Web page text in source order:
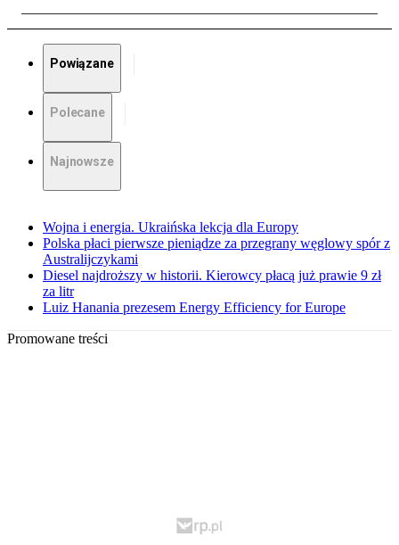
Powiązane
Polecane
Najnowsze
Wojna i energia. Ukraińska lekcja dla Europy
Polska płaci pierwsze pieniądze za przegrany węglowy spór z
Australijczykami
Diesel najdroższy w historii. Kierowcy płacą już prawie 9 zł
za litr
Luiz Hanania prezesem Energy Efficiency for Europe
Promowane treści